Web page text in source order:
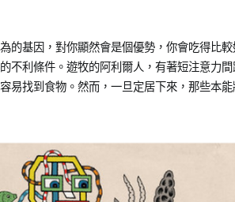
的基因，對你顯然會是個優勢，你會吃得比
不利條件。遊牧的阿利爾人，有著短注意力間
易找到食物。然而，一旦定居下來，那些本